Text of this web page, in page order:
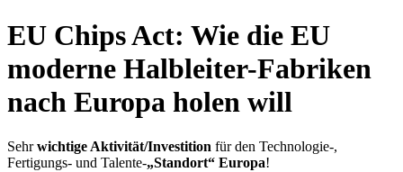
EU Chips Act: Wie die EU
moderne Halbleiter-Fabriken
nach Europa holen will
Sehrwichtige Aktivität/Investition für den Technologie-,
Fertigungs- und Talente-„Standort“ Europa!